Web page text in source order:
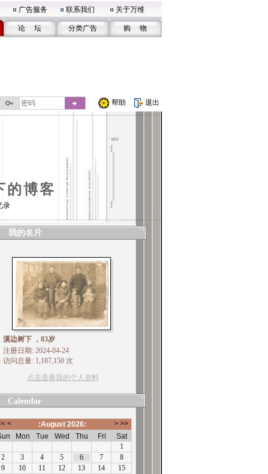
广告服务 联系我们 关于万维
论 坛 分类广告 购 物
帮助 退出
的博客
录
我的名片
溪边树下 ，83岁
注册日期: 2024-04-24
访问总量: 1,187,150 次
点击查看我的个人资料
Calendar